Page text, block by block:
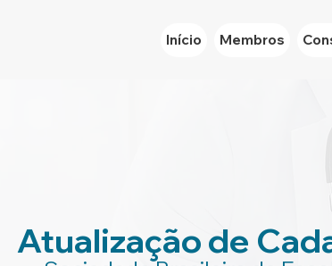
Início Membros
Atualização de